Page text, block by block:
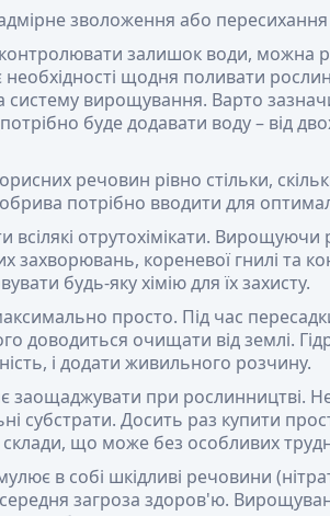
зволоження або пересихання
залишок води, можна
необхідності щодня поливати
систему вирощування. Варто
буде додавати воду – від
речовин рівно стільки,
потрібно вводити для
всілякі отрутохімікати. Вирощуючи
захворювань, кореневої гнилі та
будь-яку хімію для їх захисту.
просто. Під час
доводиться очищати від землі.
і додати живильного розчину.
заощаджувати при рослинництві.
субстрати. Досить раз купити
склади, що може без особливих
в собі шкідливі речовини
загроза здоров'ю.